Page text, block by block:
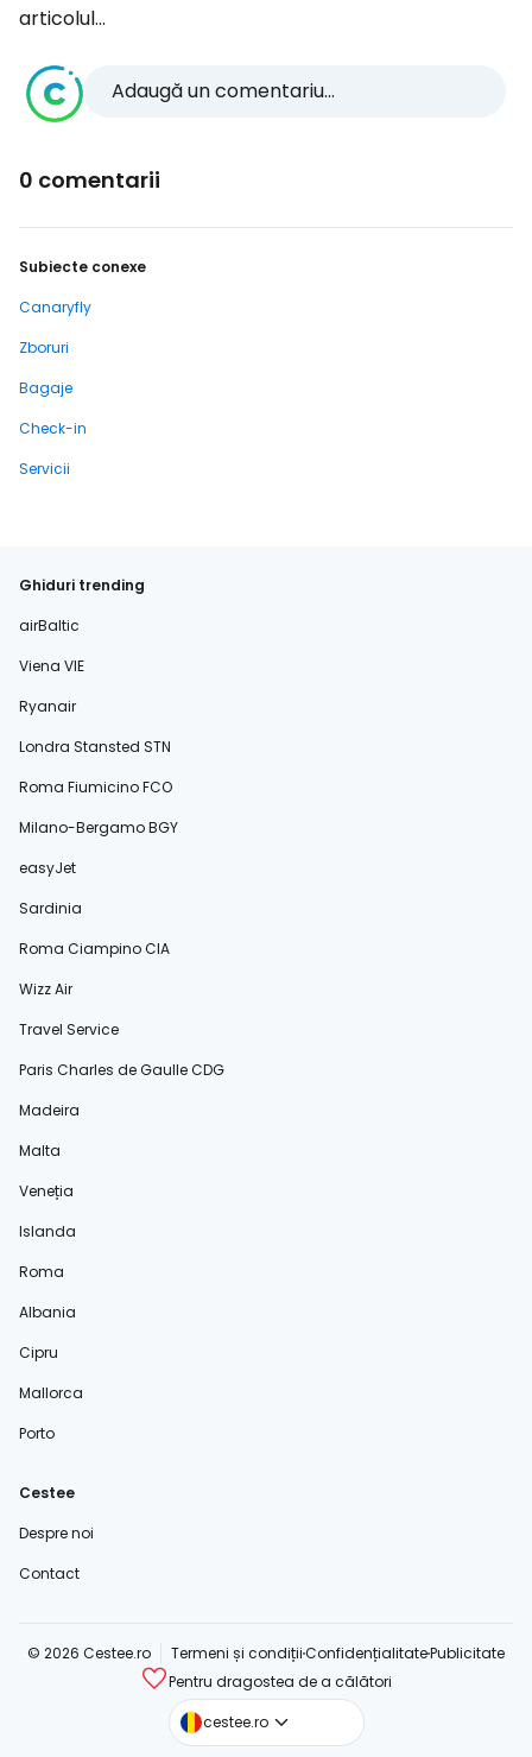
articolul...
Adaugă un comentariu...
0 comentarii
Subiecte conexe
Canaryfly
Zboruri
Bagaje
Check-in
Servicii
Ghiduri trending
airBaltic
Viena VIE
Ryanair
Londra Stansted STN
Roma Fiumicino FCO
Milano-Bergamo BGY
easyJet
Sardinia
Roma Ciampino CIA
Wizz Air
Travel Service
Paris Charles de Gaulle CDG
Madeira
Malta
Veneția
Islanda
Roma
Albania
Cipru
Mallorca
Porto
Cestee
Despre noi
Contact
© 2026 Cestee.ro Termeni și condițiiConfidențialitatePublicitate
Pentru dragostea de a călători
cestee.ro
cestee.com
cestee.sk